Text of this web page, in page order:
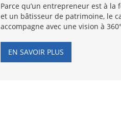
Parce qu’un entrepreneur est à
et un bâtisseur de patrimoine, le
accompagne avec une vision à
EN SAVOIR PLUS